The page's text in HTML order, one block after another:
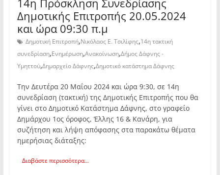
Δημοτικής Επιτροπής 20.05.2024
και ώρα 09:30 π.μ
Δημοτική Επιτροπή,Νικόλαος Ε. Τσιλίφης,14η τακτική
συνεδρίαση,Ενημέρωση,Ανακοίνωση,Δήμος Δάφνης -
Υμηττού,Δημαρχείο Δάφνης,Δημοτικό κατάστημα Δάφνης
Την Δευτέρα 20 Μαΐου 2024 και ώρα 9:30, σε 14η
συνεδρίαση (τακτική) της Δημοτικής Επιτροπής που θα
γίνει στο Δημοτικό Κατάστημα Δάφνης, στο γραφείο
Δημάρχου 1ος όροφος, Έλλης 16 & Κανάρη, για
συζήτηση και λήψη απόφασης στα παρακάτω θέματα
ημερήσιας διάταξης:
Διαβάστε περισσότερα...